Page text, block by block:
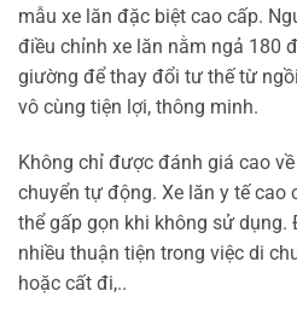
mẫu xe lăn đặc biệt cao cấp.
điều chỉnh xe lăn nằm ngả 180
giường để thay đổi tư thế từ
vô cùng tiện lợi, thông minh.
Không chỉ được đánh giá cao
chuyển tự động. Xe lăn y tế cao
thể gấp gọn khi không sử dụng.
nhiều thuận tiện trong việc di
hoặc cất đi,..